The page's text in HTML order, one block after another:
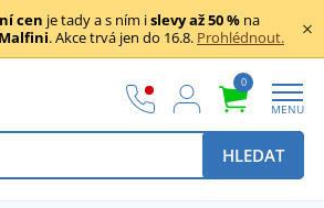
cen je tady a s ním islevy až 50 % na
Malfini. Akce trvá jen do 16.8. Prohlédnout.
0
MENU
HLEDAT